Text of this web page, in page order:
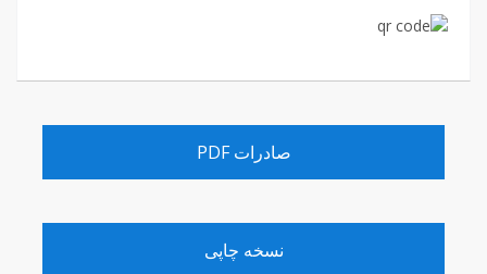
صادرات PDF
نسخه چاپی